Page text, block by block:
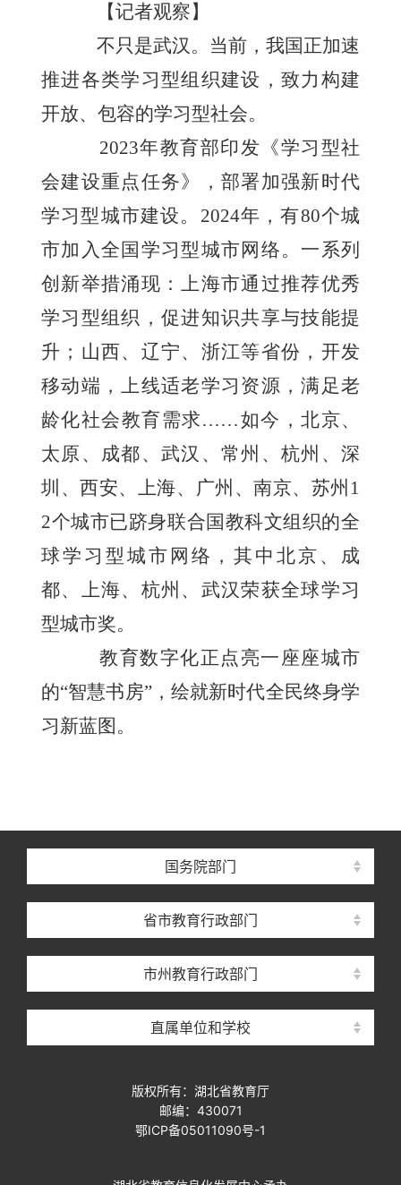
【记者观察】
不只是武汉。当前，我国正加速
推进各类学习型组织建设，致力构建
开放、包容的学习型社会。
2023年教育部印发《学习型社
会建设重点任务》，部署加强新时代
学习型城市建设。2024年，有80个城
市加入全国学习型城市网络。一系列
创新举措涌现：上海市通过推荐优秀
学习型组织，促进知识共享与技能提
升；山西、辽宁、浙江等省份，开发
移动端，上线适老学习资源，满足老
龄化社会教育需求……如今，北京、
太原、成都、武汉、常州、杭州、深
圳、西安、上海、广州、南京、苏州1
2个城市已跻身联合国教科文组织的全
球学习型城市网络，其中北京、成
都、上海、杭州、武汉荣获全球学习
型城市奖。
教育数字化正点亮一座座城市
的“智慧书房”，绘就新时代全民终身学
习新蓝图。
国务院部门
省市教育行政部门
市州教育行政部门
直属单位和学校
版权所有：湖北省教育厅
邮编：430071
鄂ICP备05011090号-1